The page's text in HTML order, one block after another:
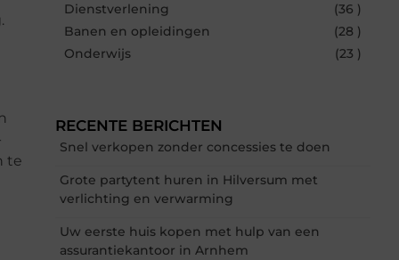
te
Dienstverlening
(36 )
Banen en opleidingen
(28 )
Onderwijs
(23 )
RECENTE BERICHTEN
Snel verkopen zonder concessies te doen
Grote partytent huren in Hilversum met
verlichting en verwarming
Uw eerste huis kopen met hulp van een
assurantiekantoor in Arnhem